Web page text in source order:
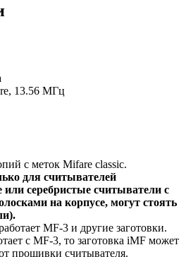
13.56 МГц
с меток Mifare сlassic.
для считывателей
серебристые считыватели с
на корпусе, могут стоять
MF-3 и другие заготовки.
с MF-3, то заготовка iMF может
прошивки считывателя.